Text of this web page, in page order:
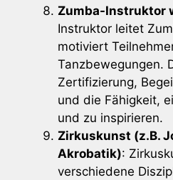
Zumba-Instruktor
Instruktor leitet
motiviert
Tanzbewegungen.
Zertifizierung,
und die Fähigkeit,
und zu inspirieren.
Zirkuskunst (z.B.
Akrobatik):
verschiedene